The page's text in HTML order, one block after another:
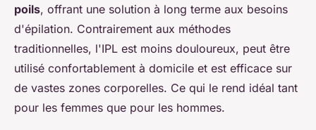
poils, offrant une solution à long terme aux besoins
d'épilation. Contrairement aux méthodes
traditionnelles, l'IPL est moins douloureux, peut être
utilisé confortablement à domicile et est efficace sur
de vastes zones corporelles. Ce qui le rend idéal tant
pour les femmes que pour les hommes.